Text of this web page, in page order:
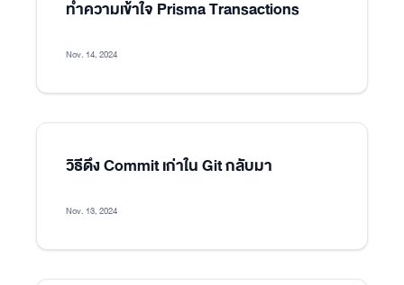
ทำความเข้าใจ Prisma Transactions
Nov. 14, 2024
วิธีดึง Commit เก่าใน Git กลับมา
Nov. 13, 2024